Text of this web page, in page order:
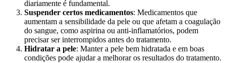
diariamente é fundamental.
Suspender certos medicamentos: Medicamentos que
aumentam a sensibilidade da pele ou que afetam a coagulação
do sangue, como aspirina ou anti-inflamatórios, podem
precisar ser interrompidos antes do tratamento.
Hidratar a pele: Manter a pele bem hidratada e em boas
condições pode ajudar a melhorar os resultados do tratamento.